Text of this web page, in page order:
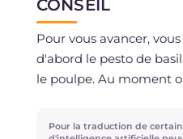
des récipients fermés,
pesto, quant à lui, se
pendant sept jours,
prenant soin de verser
surface.
CONSEIL
Pour vous avancer,
d'abord le pesto de
le poulpe. Au moment
poulpe et de composer
Pour la traduction de